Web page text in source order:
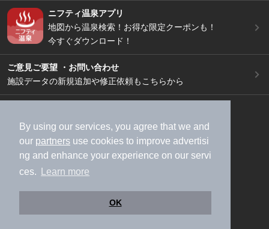
By using our services, you agree that we and
our partners use cookies to improve advertisi
ng and enhance your experience on our servi
ces.
Learn more
OK
ニフティ温泉アプリ
地図から温泉検索！お得な限定クーポンも！
今すぐダウンロード！
ご意見ご要望 ・お問い合わせ
施設データの新規追加や修正依頼もこちらから
加盟店募集（資料請求）
広告出稿のご案内
利用規約
ライフスタイルMEMBERS+規約
特定商取引法に基づく表記
ヘルプ
採用情報
運営会社